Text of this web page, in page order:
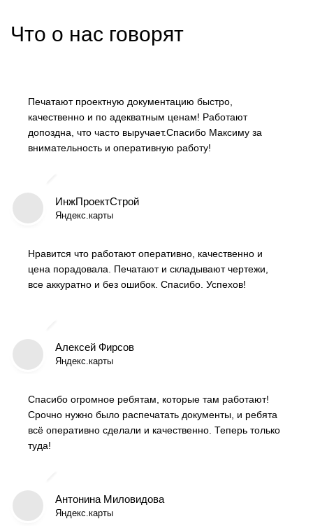
Что о нас говорят
Печатают проектную документацию быстро,
качественно и по адекватным ценам! Работают
допоздна, что часто выручает.Спасибо Максиму за
внимательность и оперативную работу!
ИнжПроектСтрой
Яндекс.карты
Нравится что работают оперативно, качественно и
цена порадовала. Печатают и складывают чертежи,
все аккуратно и без ошибок. Спасибо. Успехов!
Алексей Фирсов
Яндекс.карты
Спасибо огромное ребятам, которые там работают!
Срочно нужно было распечатать документы, и ребята
всё оперативно сделали и качественно. Теперь только
туда!
Антонина Миловидова
Яндекс.карты